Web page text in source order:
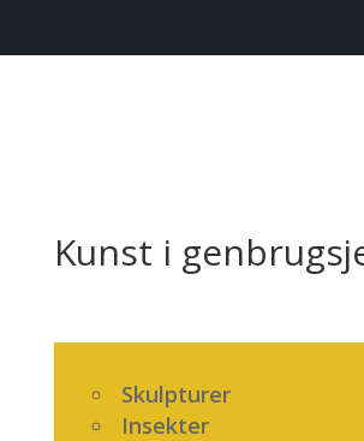
Kunst i
Skulpturer
Insekter